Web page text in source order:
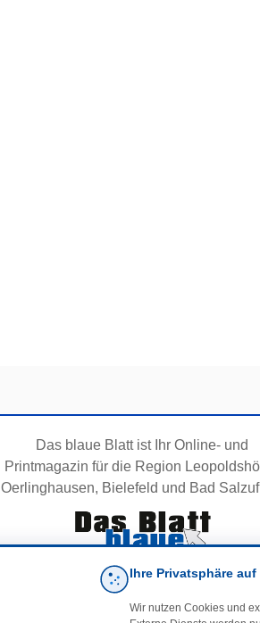
Das blaue Blatt ist Ihr Online- und
Printmagazin für die Region
Oerlinghausen, Bielefeld und Bad
Ihre Privatsphäre
Wir nutzen Cookies und